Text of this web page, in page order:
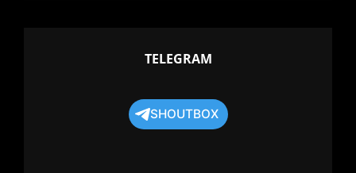
TELEGRAM
SHOUTBOX